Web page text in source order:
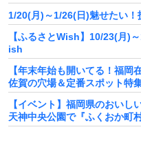
1/20(月)～1/26(日)魅せたい
【ふるさとWish】10/23(月)
ish
【年末年始も開いてる！福岡
佐賀の穴場＆定番スポット特
【イベント】福岡県のおい
天神中央公園で『ふくおか町